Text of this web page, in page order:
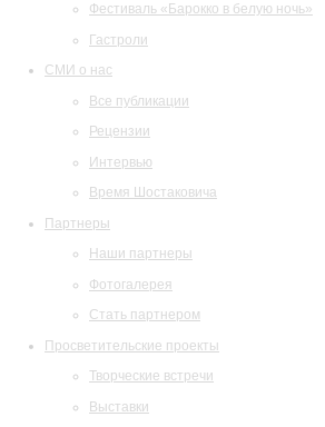
Фестиваль «Барокко в белую ночь»
Гастроли
СМИ о нас
Все публикации
Рецензии
Интервью
Время Шостаковича
Партнеры
Наши партнеры
Фотогалерея
Стать партнером
Просветительские проекты
Творческие встречи
Выставки